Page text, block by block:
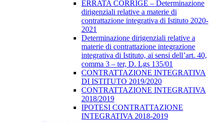
ERRATA CORRIGE – Determinazione
dirigenziali relative a materie di
contrattazione integrativa di Istituto 2020-
2021
Determinazione dirigenziali relative a
materie di contrattazione integrazione
integrativa di Istituto, ai sensi dell’art. 40,
comma 3 – ter, D. Lgs 135/01
CONTRATTAZIONE INTEGRATIVA
DI ISTITUTO 2019/2020
CONTRATTAZIONE INTEGRATIVA
2018/2019
IPOTESI CONTRATTAZIONE
INTEGRATIVA 2018-2019